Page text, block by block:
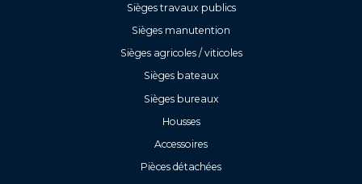
Sièges travaux publics
Sièges manutention
Sièges agricoles / viticoles
Sièges bateaux
Sièges bureaux
Housses
Accessoires
Pièces détachées